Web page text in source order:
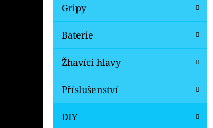
Gripy
Baterie
Žhavící hlavy
Příslušenství
DIY